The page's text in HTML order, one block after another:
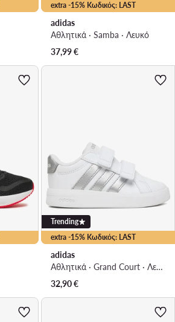
extra -15% Κωδικός: LAST
adidas
Αθλητικά · Samba · Λευκό
37,99€
extra -15% Κωδικός: LAST
Trending
adidas
Αθλητικά · Grand Court · Λευκό
32,90€